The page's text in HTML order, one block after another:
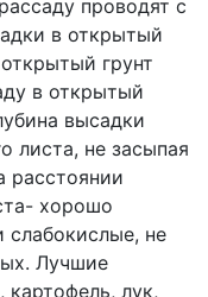
проводят с
в открытый
грунт
в открытый
высадки
листа, не засыпая
расстоянии
хорошо
слабокислые, не
Лучшие
картофель, лук,